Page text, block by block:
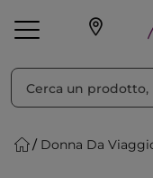
Make-up
Donna Da
Ordina per